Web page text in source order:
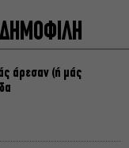
ΔΗΜΟΦΙΛΗ
άρεσαν (ή μάς